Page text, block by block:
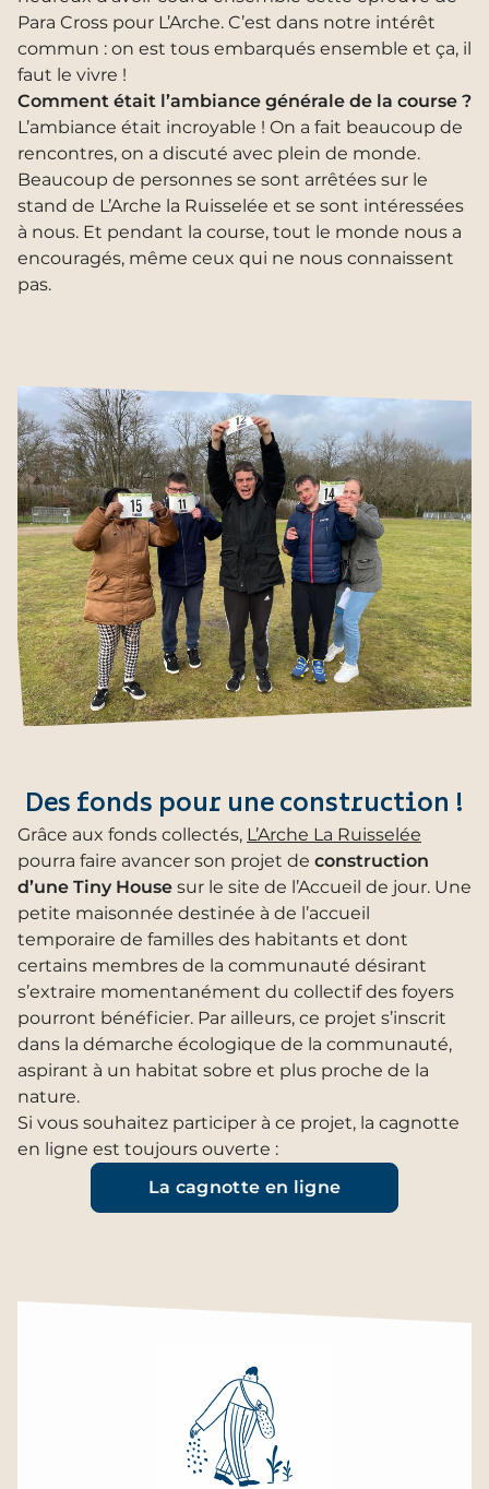
Para Cross pour L’Arche. C’est dans notre intérêt
commun : on est tous embarqués ensemble et ça, il
faut le vivre !
Comment était l’ambiance générale de la course ?
L’ambiance était incroyable ! On a fait beaucoup de
rencontres, on a discuté avec plein de monde.
Beaucoup de personnes se sont arrêtées sur le
stand de L’Arche la Ruisselée et se sont intéressées
à nous. Et pendant la course, tout le monde nous a
encouragés, même ceux qui ne nous connaissent
pas.
Des fonds pour une construction !
Grâce aux fonds collectés, L’Arche La Ruisselée
pourra faire avancer son projet de construction
d’une Tiny House sur le site de l’Accueil de jour. Une
petite maisonnée destinée à de l’accueil
temporaire de familles des habitants et dont
certains membres de la communauté désirant
s’extraire momentanément du collectif des foyers
pourront bénéficier. Par ailleurs, ce projet s’inscrit
dans la démarche écologique de la communauté,
aspirant à un habitat sobre et plus proche de la
nature.
Si vous souhaitez participer à ce projet, la cagnotte
en ligne est toujours ouverte :
La cagnotte en ligne